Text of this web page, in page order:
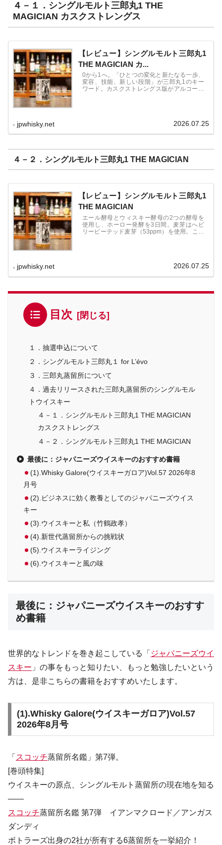
４－１．シングルモルト三郎丸1 THE
MAGICIAN カスクストレングス
【レビュー】シングルモルト三郎丸1
THE MAGICIAN カ...
0から1へ。「ひとつの変化と新たなる一歩、
変容、技能、新しい段階」が三郎丸1のキー
ワード。カスクストレングス版がアルコール
jpwhisky.net 2026.07.25
４－２．シングルモルト三郎丸1 THE MAGICIAN
【レビュー】シングルモルト三郎丸1
THE MAGICIAN
エール酵母とウィスキー酵母の2つの酵母を
使用し、ホーロー発酵を3日間。麦芽はへビ
リーピーテッド麦芽（53ppm）を使用。これ
jpwhisky.net 2026.07.25
目次
１．抽選申込について
２．シングルモルト三郎丸１ for L’évo
３．三郎丸蒸留所について
４．過去リリースされた三郎丸蒸留所のシングルモル
トウイスキー
４－１．シングルモルト三郎丸1 THE MAGICIAN
カスクストレングス
４－２．シングルモルト三郎丸1 THE MAGICIAN
最後に：ジャパニーズウイスキーのおすすめ書籍
(1).Whisky Galore(ウイスキーガロア)Vol.57 2026年8
月号
(2).ビジネスに効く教養としてのジャパニーズウイス
キー
(3).ウイスキーと私（竹鶴政孝）
(4).新世代蒸留所からの挑戦状
(5).ウイスキーライジング
(6).ウイスキーと風の味
最後に：ジャパニーズウイスキーのおすす
め書籍
世界的なトレンドを巻き起こしている「 ジャパニーズウイ
スキー 」の事をもっと知りたい、もっと勉強したいという
方は、是非こちらの書籍をおすすめいたします。
(1).Whisky Galore(ウイスキーガロア)Vol.57
2026年8月号
「 スコッチ蒸留所名鑑」第7弾。
[巻頭特集]
ウイスキーの原点、シングルモルト蒸留所の現在地を知る
――
スコッチ蒸留所名鑑 第7弾 イアンマクロード／アンガス
ダンディ
ボトラーズ出身の2社が所有する6蒸留所を一挙紹介！